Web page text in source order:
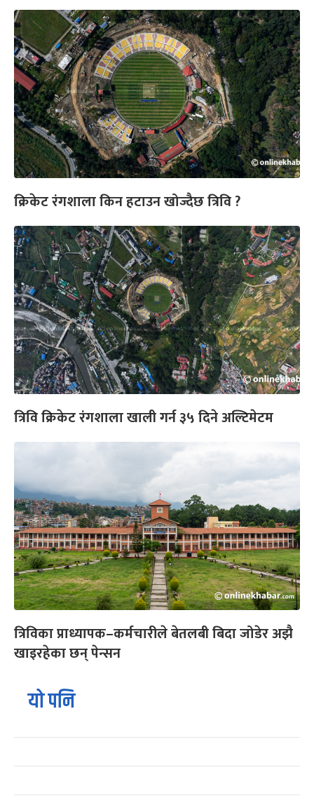
क्रिकेट रंगशाला किन हटाउन खोज्दैछ त्रिवि ?
त्रिवि क्रिकेट रंगशाला खाली गर्न ३५ दिने अल्टिमेटम
त्रिविका प्राध्यापक–कर्मचारीले बेतलबी बिदा जोडेर अझै
खाइरहेका छन् पेन्सन
यो पनि